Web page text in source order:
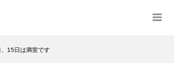
15日は満室です